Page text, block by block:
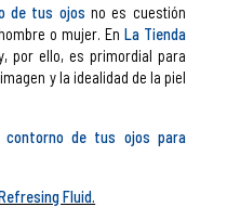
de tus ojos no es cuestión
o mujer. En La Tienda
por ello, es primordial para
y la idealidad de la piel
contorno de tus ojos para
Fluid.